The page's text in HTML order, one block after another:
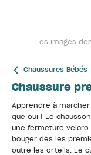
Les images
Chaussures Bébés
Chaussure
Apprendre à
que oui ! Le
une fermeture velcro
bouger dès les
outre les orteils. Le